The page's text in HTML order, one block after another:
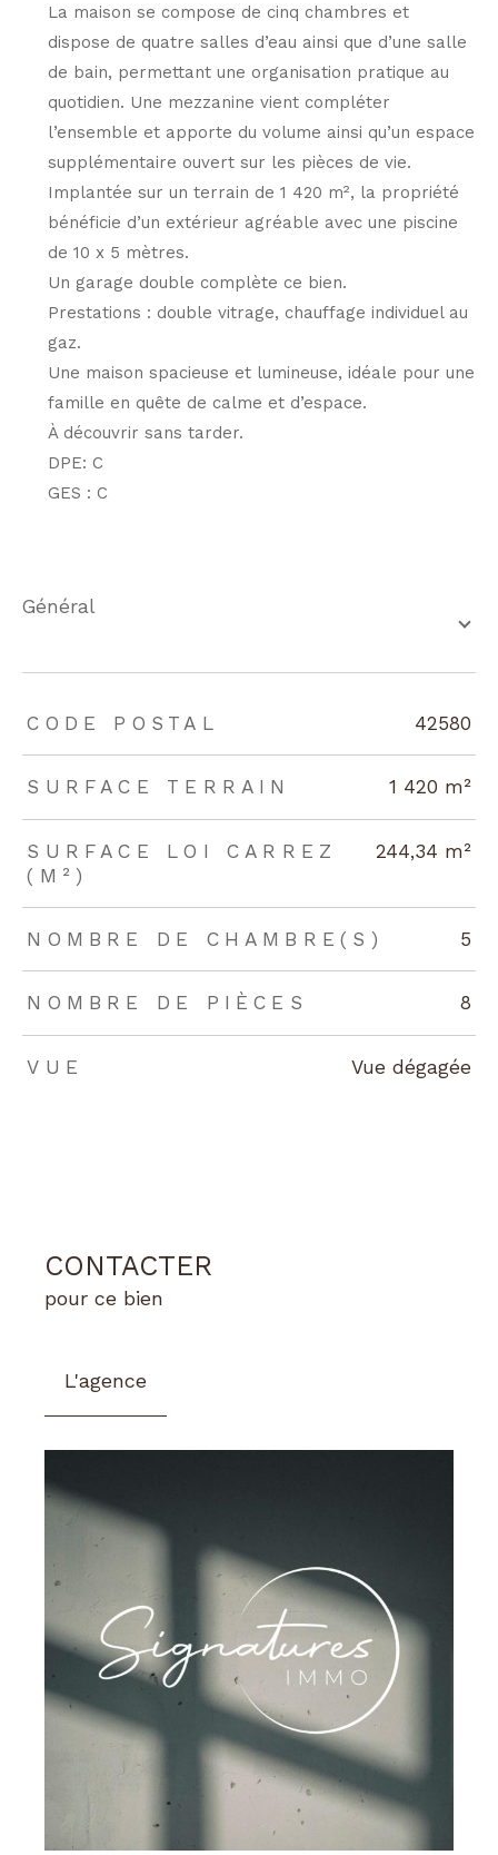
La maison se compose de cinq chambres et
dispose de quatre salles d’eau ainsi que d’une salle
de bain, permettant une organisation pratique au
quotidien. Une mezzanine vient compléter
l’ensemble et apporte du volume ainsi qu’un espace
supplémentaire ouvert sur les pièces de vie.
Implantée sur un terrain de 1 420 m², la propriété
bénéficie d’un extérieur agréable avec une piscine
de 10 x 5 mètres.
Un garage double complète ce bien.
Prestations : double vitrage, chauffage individuel au
gaz.
Une maison spacieuse et lumineuse, idéale pour une
famille en quête de calme et d’espace.
À découvrir sans tarder.
DPE: C
GES : C
général
TRAD_ZEPHYR_Caracteristique TRAD_ZEPHYR_Valeurs
CODE POSTAL 42580
SURFACE TERRAIN 1 420 m²
SURFACE LOI CARREZ
(M²)
244,34 m²
NOMBRE DE CHAMBRE(S) 5
NOMBRE DE PIÈCES 8
VUE Vue dégagée
CONTACTER
pour ce bien
L'agence